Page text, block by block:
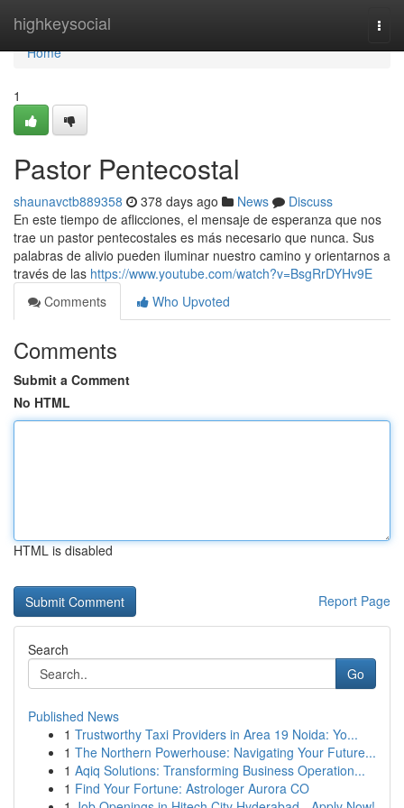
highkeysocial
Home
Home
1
Pastor Pentecostal
shaunavctb889358 378 days ago News
Discuss
En este tiempo de aflicciones, el mensaje de esperanza que nos
trae un pastor pentecostales es más necesario que nunca. Sus
palabras de alivio pueden iluminar nuestro camino y orientarnos a
través de las https://www.youtube.com/watch?v=BsgRrDYHv9E
Comments
Who Upvoted
Comments
Submit a Comment
No HTML
HTML is disabled
Report Page
Search
Go
Published News
1 Trustworthy Taxi Providers in Area 19 Noida: Yo...
1 The Northern Powerhouse: Navigating Your Future...
1 Aqiq Solutions: Transforming Business Operation...
1 Find Your Fortune: Astrologer Aurora CO